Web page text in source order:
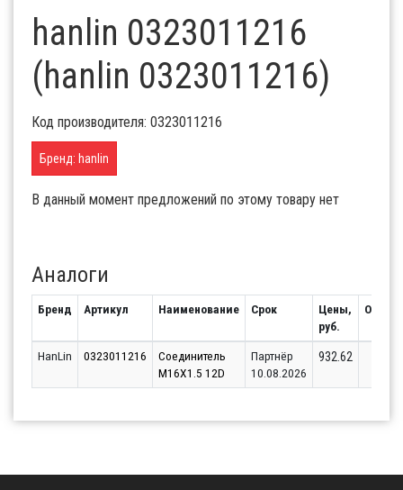
hanlin 0323011216
(hanlin 0323011216)
Код производителя: 0323011216
Бренд: hanlin
В данный момент предложений по этому товару нет
Аналоги
Бренд Артикул Наименование Срок
Цены,
руб.
HanLin 0323011216
Соединитель
M16X1.5 12D
Партнёр
10.08.2026
932.62